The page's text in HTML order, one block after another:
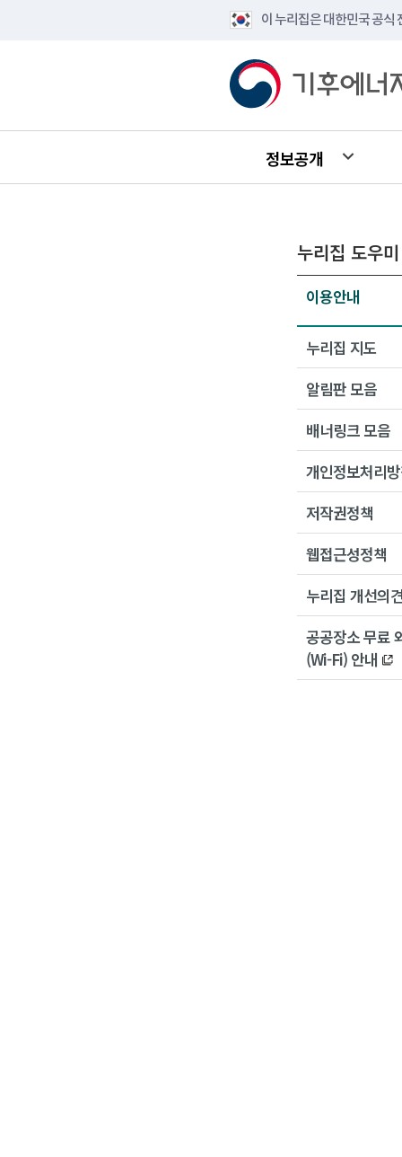
이 누리집은 대한민국 공식
정보공개
누리집 도우미
이용안내
누리집 지도
알림판 모음
배너링크 모음
개인정보처리
저작권정책
웹접근성정책
누리집 개선의
공공장소 무료
(Wi-Fi) 안내